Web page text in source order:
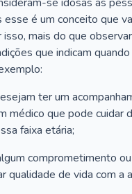
é um conceito que
isso, mais do que
que indicam
ter um
médico que pode cuidar
faixa etária;
comprometimento
qualidade de vida com a